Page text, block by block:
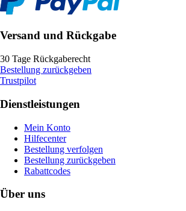
Versand und Rückgabe
30 Tage Rückgaberecht
Bestellung zurückgeben
Trustpilot
Dienstleistungen
Mein Konto
Hilfecenter
Bestellung verfolgen
Bestellung zurückgeben
Rabattcodes
Über uns